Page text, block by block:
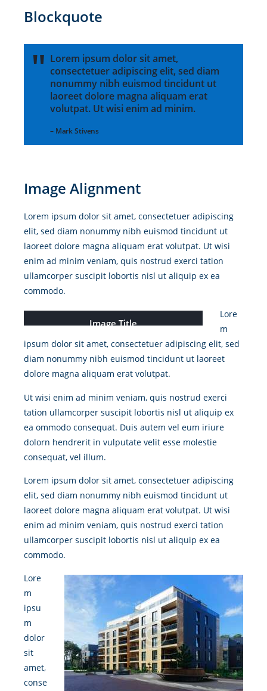
Blockquote
Lorem ipsum dolor sit amet,
consectetuer adipiscing elit, sed diam
nonummy nibh euismod tincidunt ut
laoreet dolore magna aliquam erat
volutpat. Ut wisi enim ad minim.
– Mark Stivens
Image Alignment
Lorem ipsum dolor sit amet, consectetuer adipiscing
elit, sed diam nonummy nibh euismod tincidunt ut
laoreet dolore magna aliquam erat volutpat. Ut wisi
enim ad minim veniam, quis nostrud exerci tation
ullamcorper suscipit lobortis nisl ut aliquip ex ea
commodo.
Image Title
Lore
m
ipsum dolor sit amet, consectetuer adipiscing elit, sed
diam nonummy nibh euismod tincidunt ut laoreet
dolore magna aliquam erat volutpat.
Ut wisi enim ad minim veniam, quis nostrud exerci
tation ullamcorper suscipit lobortis nisl ut aliquip ex
ea ommodo consequat. Duis autem vel eum iriure
dolorn hendrerit in vulputate velit esse molestie
consequat, vel illum.
Lorem ipsum dolor sit amet, consectetuer adipiscing
elit, sed diam nonummy nibh euismod tincidunt ut
laoreet dolore magna aliquam erat volutpat. Ut wisi
enim ad minim veniam, quis nostrud exerci tation
ullamcorper suscipit lobortis nisl ut aliquip ex ea
commodo.
Lore
m
ipsu
m
dolor
sit
amet,
conse